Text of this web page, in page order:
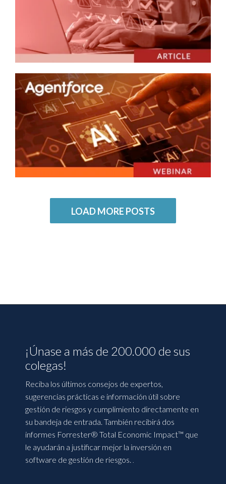
LOAD MORE POSTS
¡Únase a más de 200.000 de sus
colegas!
Reciba los últimos consejos de expertos,
sugerencias prácticas e información útil sobre
gestión de riesgos y cumplimiento directamente en
su bandeja de entrada. También recibirá dos
informes Forrester® Total Economic Impact™ que
le ayudarán a justificar mejor la inversión en
software de gestión de riesgos.